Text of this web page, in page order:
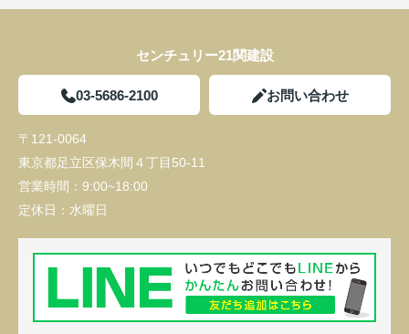
センチュリー21関建設
03-5686-2100 お問い合わせ
〒121-0064
東京都足立区保木間４丁目50-11
営業時間： 9:00~18:00
定休日： 水曜日